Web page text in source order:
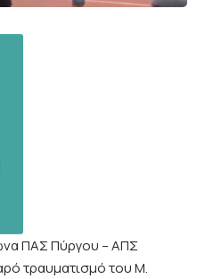
ΠΑΣ Πύργου – ΑΠΣ
τραυματισμό του Μ.